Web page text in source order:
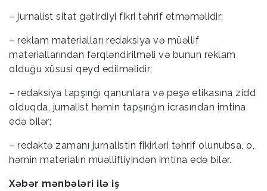
– jurnalist sitat gətirdiyi fikri təhrif etməməlidir;
– reklam materialları redaksiya və müəllif
materiallarından fərqləndirilməli və bunun reklam
olduğu xüsusi qeyd edilməlidir;
– redaksiya tapşırığı qanunlara və peşə etikasına zidd
olduqda, jurnalist həmin tapşırığın icrasından imtina
edə bilər;
– redaktə zamanı jurnalistin fikirləri təhrif olunubsa, o,
həmin materialın müəllifliyindən imtina edə bilər.
Xəbər mənbələri ilə iş